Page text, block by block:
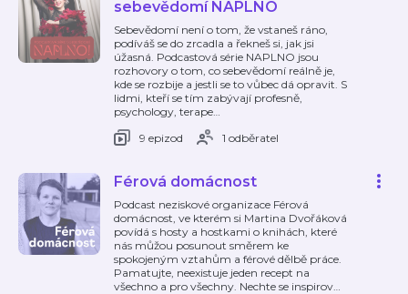
sebevědomí NAPLNO
Sebevědomí není o tom, že vstaneš ráno,
podíváš se do zrcadla a řekneš si, jak jsi
úžasná. Podcastová série NAPLNO jsou
rozhovory o tom, co sebevědomí reálně je,
kde se rozbije a jestli se to vůbec dá opravit. S
lidmi, kteří se tím zabývají profesně,
psychology, terape…
9 epizod
1 odběratel
Férová domácnost
Podcast neziskové organizace Férová
domácnost, ve kterém si Martina Dvořáková
povídá s hosty a hostkami o knihách, které
nás můžou posunout směrem ke
spokojeným vztahům a férové dělbě práce.
Pamatujte, neexistuje jeden recept na
všechno a pro všechny. Nechte se inspirov…